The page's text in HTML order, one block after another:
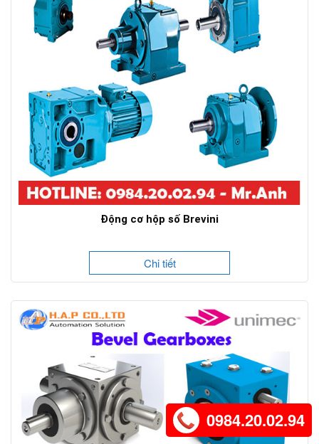
Động cơ hộp số Brevini
Chi tiết
0984.20.02.94